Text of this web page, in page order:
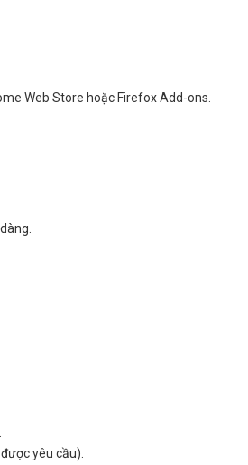
Web Store hoặc Firefox Add-ons.
yêu cầu).